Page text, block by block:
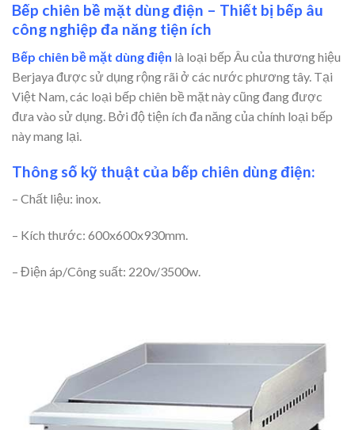
Bếp chiên bề mặt dùng điện – Thiết bị bếp âu
công nghiệp đa năng tiện ích
Bếp chiên bề mặt dùng điện là loại bếp Âu của thương hiệu
Berjaya được sử dụng rộng rãi ở các nước phương tây. Tại
Việt Nam, các loại bếp chiên bề mặt này cũng đang được
đưa vào sử dụng. Bởi độ tiện ích đa năng của chính loại bếp
này mang lại.
Thông số kỹ thuật của bếp chiên dùng điện:
– Chất liệu: inox.
– Kích thước: 600x600x930mm.
– Điện áp/Công suất: 220v/3500w.